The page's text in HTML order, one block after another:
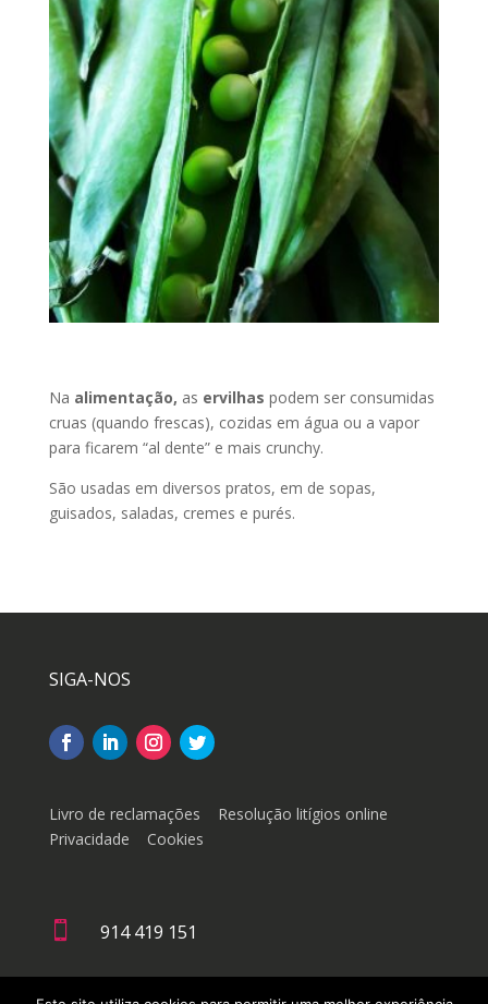
Na alimentação, as ervilhas podem ser consumidas
cruas (quando frescas), cozidas em água ou a vapor
para ficarem “al dente” e mais crunchy.
São usadas em diversos pratos, em de sopas,
guisados, saladas, cremes e purés.
SIGA-NOS
Livro de reclamações
Resolução litígios online
Privacidade
Cookies
 914 419 151